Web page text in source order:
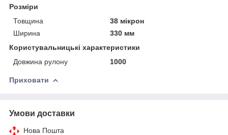
Розміри
Товщина
38 мікрон
Ширина
330 мм
Користувальницькі характеристики
Довжина рулону
1000
Приховати
Умови доставки
Нова Пошта